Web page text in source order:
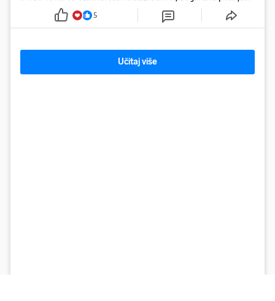
saga o borbi, ljubavi, buntovništvu i umjetnosti.
5
Učitaj više